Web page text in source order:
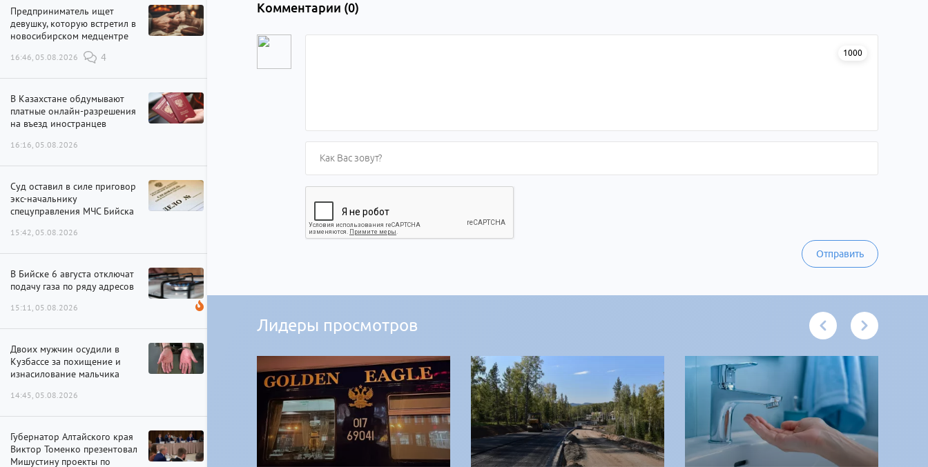
Предприниматель ищет
девушку, которую встретил в
новосибирском медцентре
16:46, 05.08.2026 4
В Казахстане обдумывают
платные онлайн-разрешения
на въезд иностранцев
16:16, 05.08.2026
Суд оставил в силе приговор
экс-начальнику
спецуправления МЧС Бийска
15:42, 05.08.2026
В Бийске 6 августа отключат
подачу газа по ряду адресов
15:11, 05.08.2026
Двоих мужчин осудили в
Кузбассе за похищение и
изнасилование мальчика
14:45, 05.08.2026
Губернатор Алтайского края
Виктор Томенко презентовал
Мишустину проекты по
Комментарии (0)
1000
Отправить
Лидеры просмотров